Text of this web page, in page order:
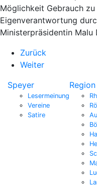
Möglichkeit Gebrauch
Eigenverantwortung
Ministerpräsidentin Malu
Zurück
Weiter
Speyer
Lesermeinung
Vereine
Satire
Region